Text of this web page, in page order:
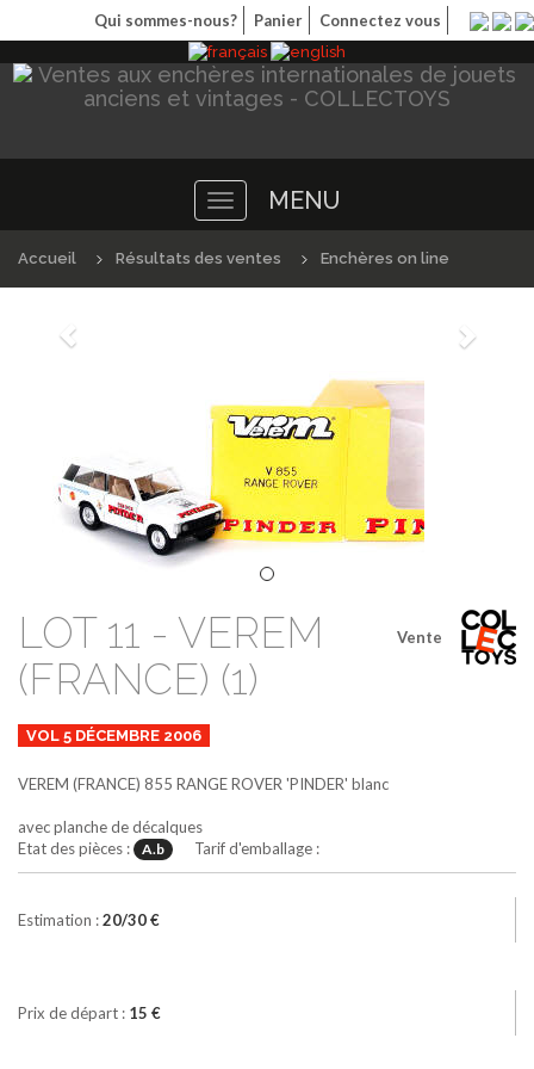
Qui sommes-nous? Panier Connectez vous
Toggle
navigation
MENU
Accueil Résultats des ventes Enchères on line
Précédént
Vente
LOT 11 - VEREM
(FRANCE) (1)
VOL 5 DÉCEMBRE 2006
VEREM (FRANCE) 855 RANGE ROVER 'PINDER' blanc
avec planche de décalques
Etat des pièces :
A.b Tarif d'emballage :
Estimation :20/30 €
Prix de départ : 15 €